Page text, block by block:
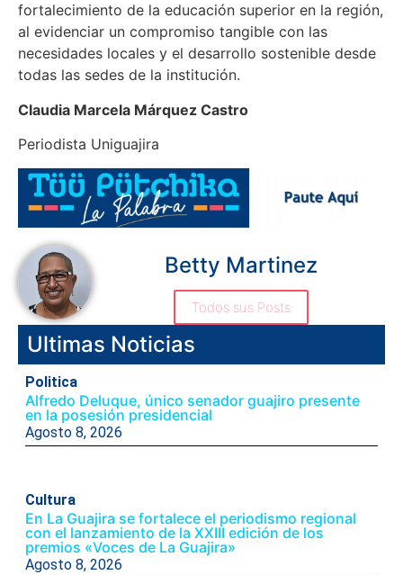
fortalecimiento de la educación superior en la región,
al evidenciar un compromiso tangible con las
necesidades locales y el desarrollo sostenible desde
todas las sedes de la institución.
Claudia Marcela Márquez Castro
Periodista Uniguajira
Betty Martinez
Todos sus Posts
Ultimas Noticias
Politica
Alfredo Deluque, único senador guajiro presente
en la posesión presidencial
Agosto 8, 2026
Cultura
En La Guajira se fortalece el periodismo regional
con el lanzamiento de la XXIII edición de los
premios «Voces de La Guajira»
Agosto 8, 2026